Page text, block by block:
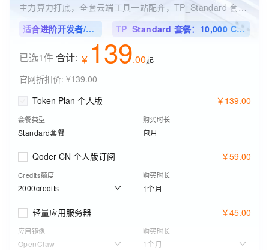
主力算力打底，全套云端工具一站配齐，TP_Standard 套餐含 10,000 Credits / 7天
适合进阶开发者/超级个体
TP_Standard 套餐：10,000 Credits / 7天
已选1件合计: ￥ 139.00起
官网折扣价: ¥139.00
Token Plan 个人版
￥ 139.00
套餐类型
Standard套餐
购买时长
包月
Qoder CN 个人版订阅 ￥59.00
Credits额度
2000credits
购买时长
1个月
轻量应用服务器 ￥45.00
应用镜像
OpenClaw
购买时长
1个月